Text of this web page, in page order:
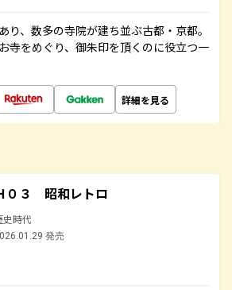
り、数多の寺院が建ち並ぶ古都・京都。
寺をめぐり、御朱印を頂くのに役立つ一
詳細を見る
０３ 昭和レトロ
史時代
発売